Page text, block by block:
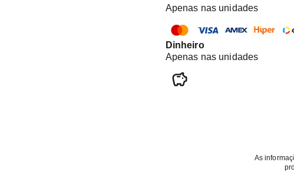
Apenas nas unidades
Dinheiro
Apenas nas unidades
As